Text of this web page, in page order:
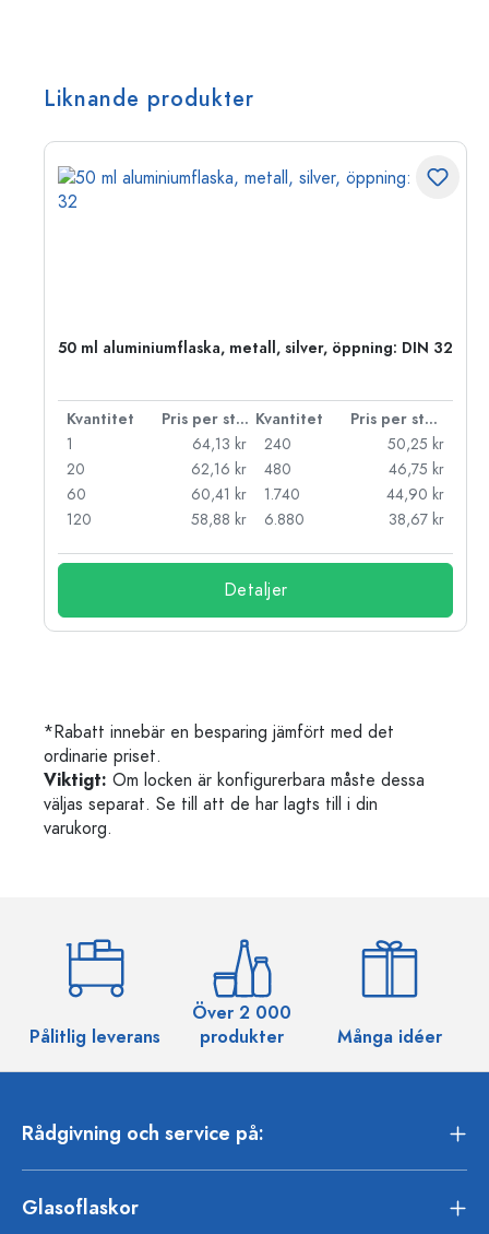
Liknande produkter
50 ml aluminiumflaska, metall, silver, öppning: DIN 32
Kvantitet Pris per styck Kvantitet
Pris per styck
1
64,13 kr
20
62,16 kr
60
60,41 kr
120
58,88 kr
240
50,25 kr
480
46,75 kr
1.740
44,90 kr
6.880
38,67 kr
Detaljer
*Rabatt innebär en besparing jämfört med det
ordinarie priset.
Viktigt: Om locken är konfigurerbara måste dessa
väljas separat. Se till att de har lagts till i din
varukorg.
Pålitlig leverans
Över 2 000
produkter
Många idéer
Rådgivning och service på:
Glasoflaskor